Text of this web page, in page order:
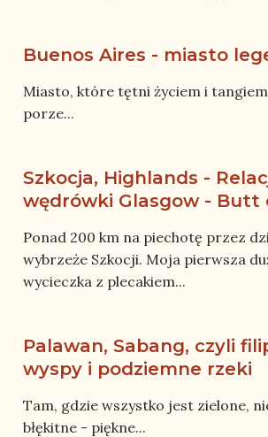
Buenos Aires - miasto
Miasto, które tętni życiem i
porze...
Szkocja, Highlands -
wędrówki Glasgow - Butt
Ponad 200 km na piechotę przez
wybrzeże Szkocji. Moja pierwsza
wycieczka z plecakiem...
Palawan, Sabang, czyli
wyspy i podziemne rzeki
Tam, gdzie wszystko jest zielone,
błękitne - piękne...